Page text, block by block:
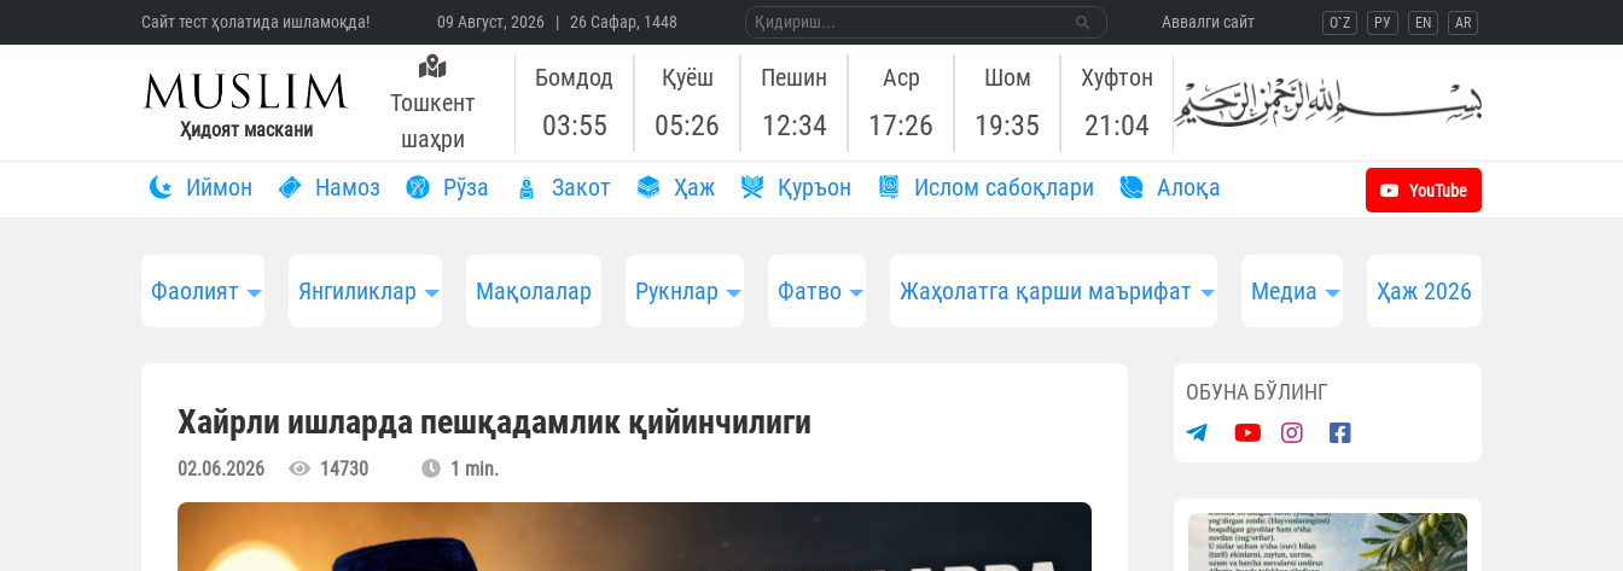
Сайт тест ҳолатида ишламоқда! 09 Август, 2026 | 26 Сафар, 1448 Aввалги сайт O`Z РУ EN AR
Ҳидоят маскани
Тошкент
шаҳри
Бомдод
03:55
Қуёш
05:26
Пешин
12:34
Аср
17:26
Шом
19:35
Хуфтон
21:04
Иймон Намоз Рўза Закот Ҳаж Қуръон Ислом сабоқлари Aлоқа YouTube
Фаолият Янгиликлар Мақолалар Рукнлар Фатво Жаҳолатга қарши маърифат Медиа Ҳаж 2026
Хайрли ишларда пешқадамлик қийинчилиги
02.06.2026 14730 1 min.
ОБУНА БЎЛИНГ